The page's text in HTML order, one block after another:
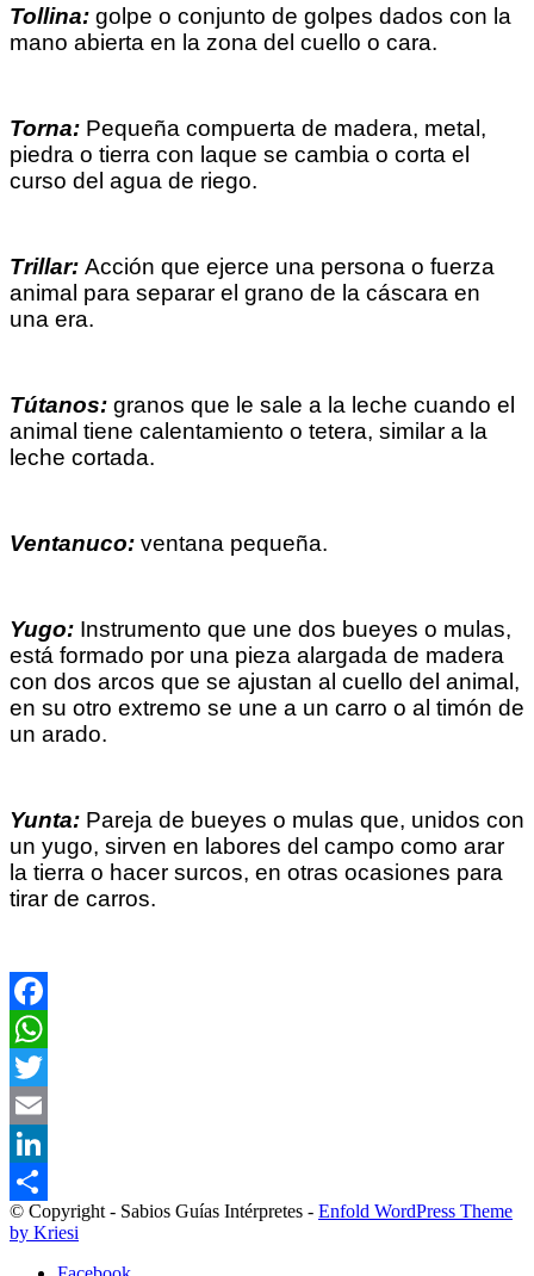
Tollina: golpe o conjunto de golpes dados con la
mano abierta en la zona del cuello o cara.
Torna: Pequeña compuerta de madera, metal,
piedra o tierra con laque se cambia o corta el
curso del agua de riego.
Trillar: Acción que ejerce una persona o fuerza
animal para separar el grano de la cáscara en
una era.
Tútanos: granos que le sale a la leche cuando el
animal tiene calentamiento o tetera, similar a la
leche cortada.
Ventanuco: ventana pequeña.
Yugo: Instrumento que une dos bueyes o mulas,
está formado por una pieza alargada de madera
con dos arcos que se ajustan al cuello del animal,
en su otro extremo se une a un carro o al timón de
un arado.
Yunta: Pareja de bueyes o mulas que, unidos con
un yugo, sirven en labores del campo como arar
la tierra o hacer surcos, en otras ocasiones para
tirar de carros.
Facebook
WhatsApp
Twitter
Email
LinkedIn
Compartir
© Copyright - Sabios Guías Intérpretes - Enfold WordPress Theme
by Kriesi